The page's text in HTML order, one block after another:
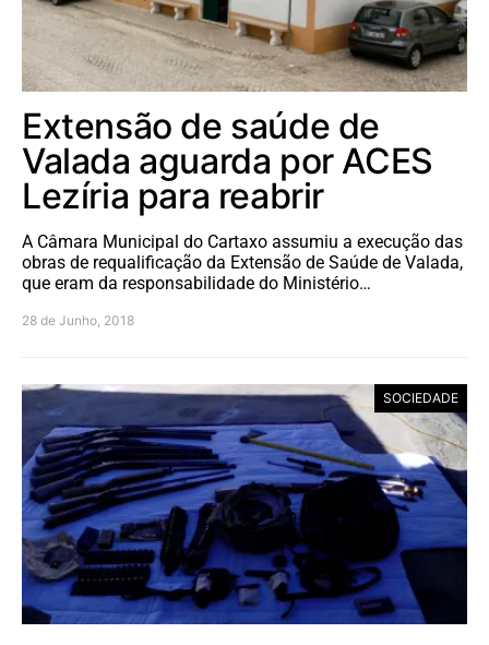
Extensão de saúde de
Valada aguarda por ACES
Lezíria para reabrir
A Câmara Municipal do Cartaxo assumiu a execução das
obras de requalificação da Extensão de Saúde de Valada,
que eram da responsabilidade do Ministério…
28 de Junho, 2018
SOCIEDADE